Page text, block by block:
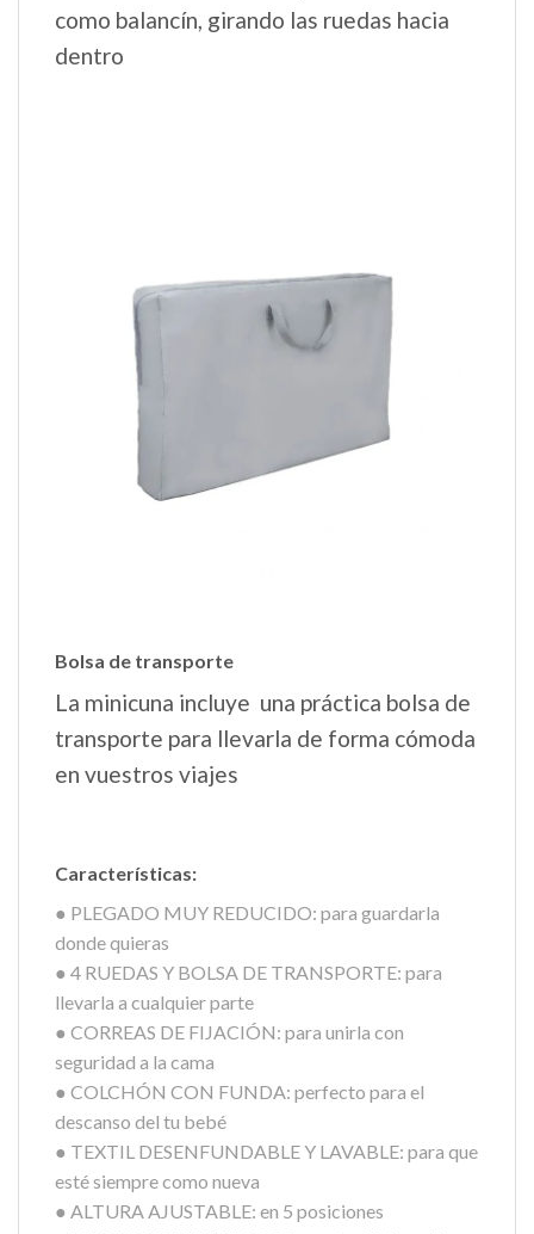
como balancín, girando las ruedas hacia
dentro
Bolsa de transporte
La minicuna incluye una práctica bolsa de
transporte para llevarla de forma cómoda
en vuestros viajes
Características:
● PLEGADO MUY REDUCIDO: para guardarla
donde quieras
● 4 RUEDAS Y BOLSA DE TRANSPORTE: para
llevarla a cualquier parte
● CORREAS DE FIJACIÓN: para unirla con
seguridad a la cama
● COLCHÓN CON FUNDA: perfecto para el
descanso del tu bebé
● TEXTIL DESENFUNDABLE Y LAVABLE: para que
esté siempre como nueva
● ALTURA AJUSTABLE: en 5 posiciones